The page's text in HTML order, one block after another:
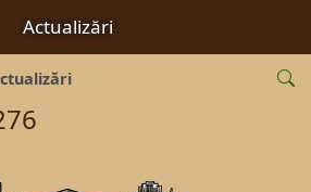
Actualizări